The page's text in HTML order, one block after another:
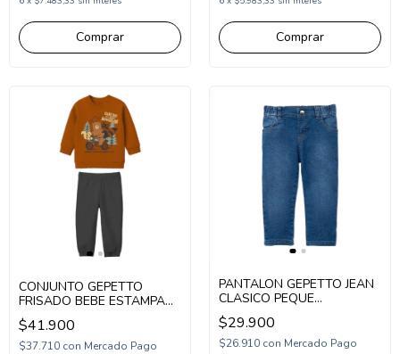
Comprar Comprar
CONJUNTO GEPETTO
FRISADO BEBE ESTAMPA
ANIMALES EN MOTO
(GT293341)
$41.900
$37.710 con Mercado Pago
PANTALON GEPETTO JEAN
CLASICO PEQUE
(GT263100)
$29.900
$26.910 con Mercado Pago